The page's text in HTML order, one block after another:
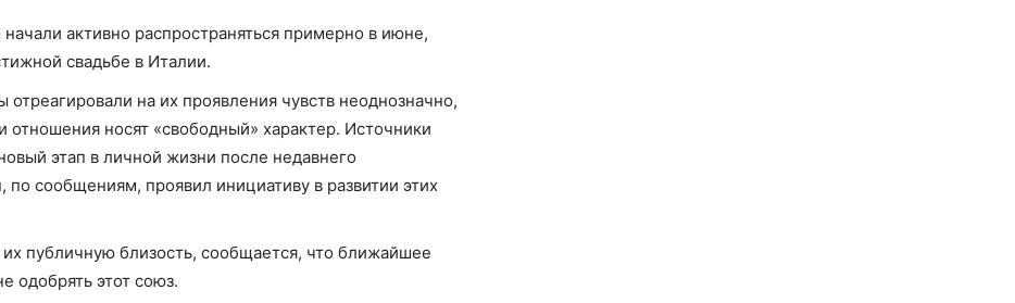
активно распространяться примерно в июне,
свадьбе в Италии.
отреагировали на их проявления чувств неоднозначно,
отношения носят «свободный» характер. Источники
этап в личной жизни после недавнего
по сообщениям, проявил инициативу в развитии этих
публичную близость, сообщается, что ближайшее
одобрять этот союз.